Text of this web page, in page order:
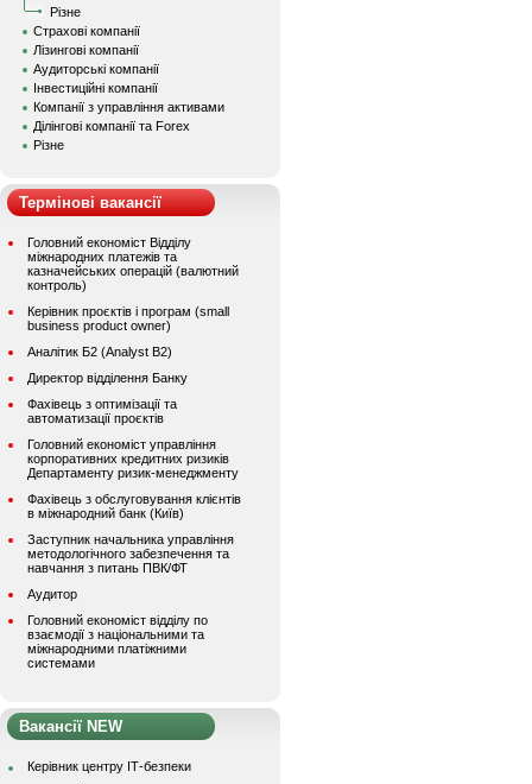
Різне
Страхові компанії
Лізингові компанії
Аудиторські компанії
Інвестиційні компанії
Компанії з управління активами
Ділінгові компанії та Forex
Різне
Термінові вакансії
Головний економіст Відділу
міжнародних платежів та
казначейських операцій (валютний
контроль)
Керівник проєктів і програм (small
business product owner)
Аналітик Б2 (Analyst B2)
Директор відділення Банку
Фахівець з оптимізації та
автоматизації проєктів
Головний економіст управління
корпоративних кредитних ризиків
Департаменту ризик-менеджменту
Фахівець з обслуговування клієнтів
в міжнародний банк (Київ)
Заступник начальника управління
методологічного забезпечення та
навчання з питань ПВК/ФТ
Аудитор
Головний економіст відділу по
взаємодії з національними та
міжнародними платіжними
системами
Вакансії NEW
Керівник центру ІТ-безпеки